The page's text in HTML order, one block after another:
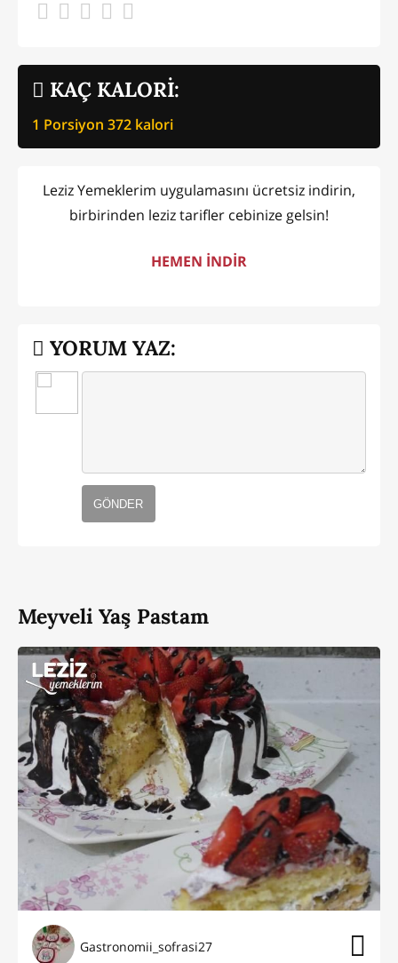
KAÇ KALORİ:
1 Porsiyon 372 kalori
Leziz Yemeklerim uygulamasını ücretsiz indirin,
birbirinden leziz tarifler cebinize gelsin!
HEMEN İNDİR
YORUM YAZ:
GÖNDER
Meyveli Yaş Pastam
Gastronomii_sofrasi27